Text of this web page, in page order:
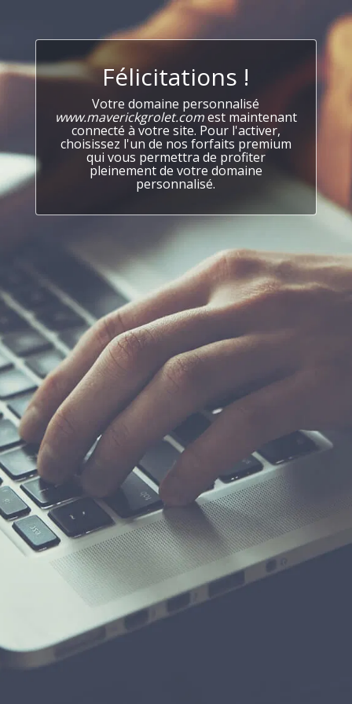
Félicitations !
Votre domaine personnalisé
www.maverickgrolet.comest maintenant
connecté à votre site. Pour l'activer,
choisissez l'un de nos forfaits premium
qui vous permettra de profiter
pleinement de votre domaine
personnalisé.